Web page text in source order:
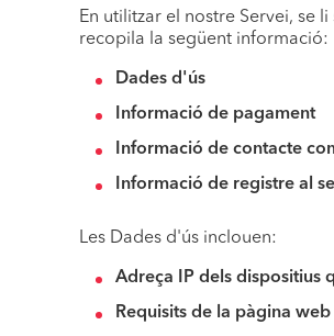
En utilitzar el nostre Servei,
recopila la següent informació:
Dades d'ús
Informació de pagament
Informació de contacte
Informació de registre al
Les Dades d'ús inclouen:
Adreça IP dels dispositius
Requisits de la pàgina web